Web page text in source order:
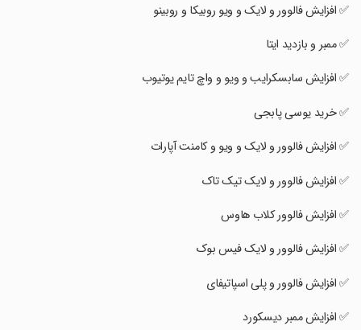
‏✅ افزایش فالوور و لایک و ویو روبیکا و روبینو
‏✅ ممبر و بازدید ایتا
‏✅ افزایش سابسکرایب و ویو و واچ تایم یوتیوب
‏✅ خرید یوسی پابجی
‏✅ افزایش فالوور و لایک و ویو و کامنت آپارات
‏✅ افزایش فالوور و لایک تیک تاک
‏✅ افزایش فالوور کلاب هاوس
‏✅ افزایش فالوور و لایک فیس بوک
‏✅ افزایش فالوور و پلی اسپاتیفای
‏✅ افزایش ممبر دیسکورد